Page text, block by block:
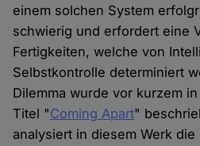
einem solchen System
schwierig und erfordert eine
Fertigkeiten, welche von
Selbstkontrolle determiniert
Dilemma wurde vor kurzem
Titel "Coming Apart"
analysiert in diesem Werk